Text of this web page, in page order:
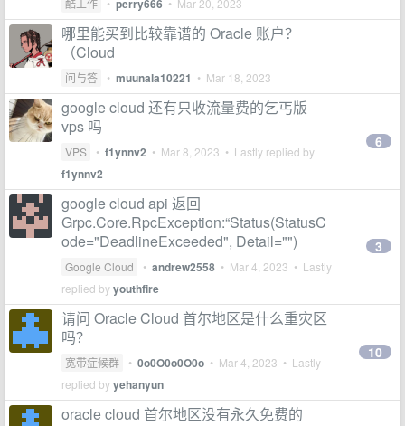
酷工作 • perry666 • Mar 20, 2023
哪里能买到比较靠谱的 Oracle 账户？
（Cloud
问与答 • muunala10221 • Mar 18, 2023
google cloud 还有只收流量费的乞丐版
vps 吗
VPS • f1ynnv2 • Mar 8, 2023 • Lastly replied by
f1ynnv2
6
google cloud api 返回
Grpc.Core.RpcException:“Status(StatusC
ode="DeadlineExceeded", Detail="")
Google Cloud • andrew2558 • Mar 4, 2023 • Lastly
replied byyouthfire
3
请问 Oracle Cloud 首尔地区是什么重灾区
吗？
宽带症候群 • 0o0O0o0O0o • Mar 4, 2023 • Lastly
replied byyehanyun
10
oracle cloud 首尔地区没有永久免费的